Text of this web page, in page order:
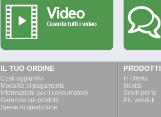
IL TUO ORDINE
Costi aggiuntivi
Modalità di pagamento
Informazioni per il consumatore
Garanzie sui prodotti
Spese di spedizione
PRODOTTI
In offerta
Novità
Scelti per te
Più venduti